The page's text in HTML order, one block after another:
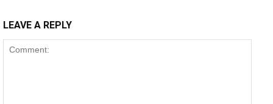
LEAVE A REPLY